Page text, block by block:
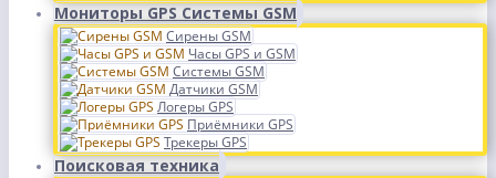
Мониторы GPS Системы GSM
Сирены GSM
Часы GPS и GSM
Системы GSM
Датчики GSM
Логеры GPS
Приёмники GPS
Трекеры GPS
Поисковая техника